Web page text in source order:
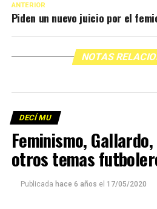
ANTERIOR
Piden un nuevo juicio por el
NOTAS
DECÍ MU
Feminismo,
otros temas
Publicada hace 6 años el 17/05/2020